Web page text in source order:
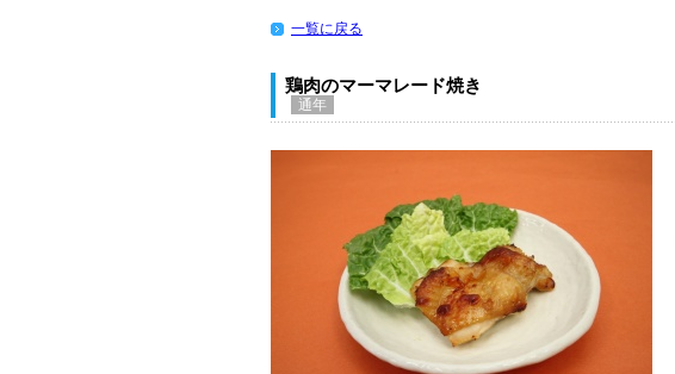
一覧に戻る
鶏肉のマーマレード焼き
通年